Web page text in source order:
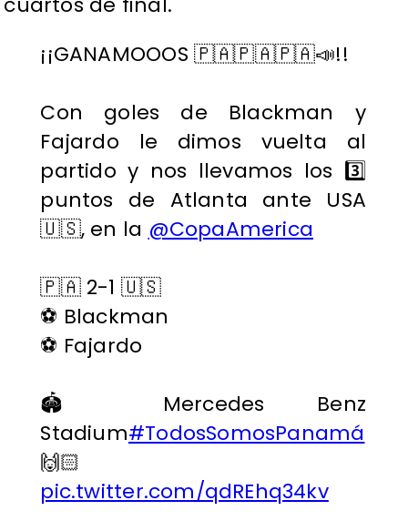
¡¡GANAMOOOS 🇵🇦🇵🇦🇵🇦📣!!
Con goles de Blackman y
Fajardo le dimos vuelta al
partido y nos llevamos los 3️⃣
puntos de Atlanta ante USA
🇺🇸, en la @CopaAmerica
🇵🇦 2-1 🇺🇸
⚽️ Blackman
⚽️ Fajardo
🏟️ Mercedes Benz
Stadium#TodosSomosPanamá
🙌🏻
pic.twitter.com/qdREhq34kv